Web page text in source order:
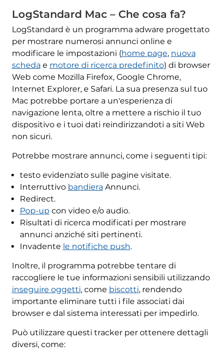
LogStandard Mac – Che cosa fa?
LogStandard è un programma adware progettato
per mostrare numerosi annunci online e
modificare le impostazioni (home page, nuova
scheda e motore di ricerca predefinito) di browser
Web come Mozilla Firefox, Google Chrome,
Internet Explorer, e Safari. La sua presenza sul tuo
Mac potrebbe portare a un'esperienza di
navigazione lenta, oltre a mettere a rischio il tuo
dispositivo e i tuoi dati reindirizzandoti a siti Web
non sicuri.
Potrebbe mostrare annunci, come i seguenti tipi:
testo evidenziato sulle pagine visitate.
Interruttivo bandiera Annunci.
Redirect.
Pop-up con video e/o audio.
Risultati di ricerca modificati per mostrare
annunci anziché siti pertinenti.
Invadente le notifiche push.
Inoltre, il programma potrebbe tentare di
raccogliere le tue informazioni sensibili utilizzando
inseguire oggetti, come biscotti, rendendo
importante eliminare tutti i file associati dai
browser e dal sistema interessati per impedirlo.
Può utilizzare questi tracker per ottenere dettagli
diversi, come: